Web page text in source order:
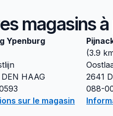
magasins
Ypenburg
DEN HAAG
sur le magasin
(3.9
2641
088-